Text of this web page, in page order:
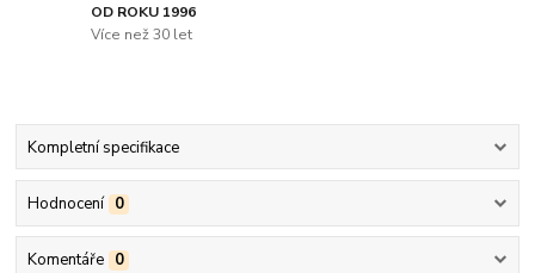
OD ROKU 1996
Více než 30 let
Kompletní specifikace
Hodnocení 0
Komentáře 0